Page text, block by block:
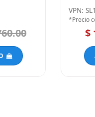
VPN:
*Precio con IVA
$